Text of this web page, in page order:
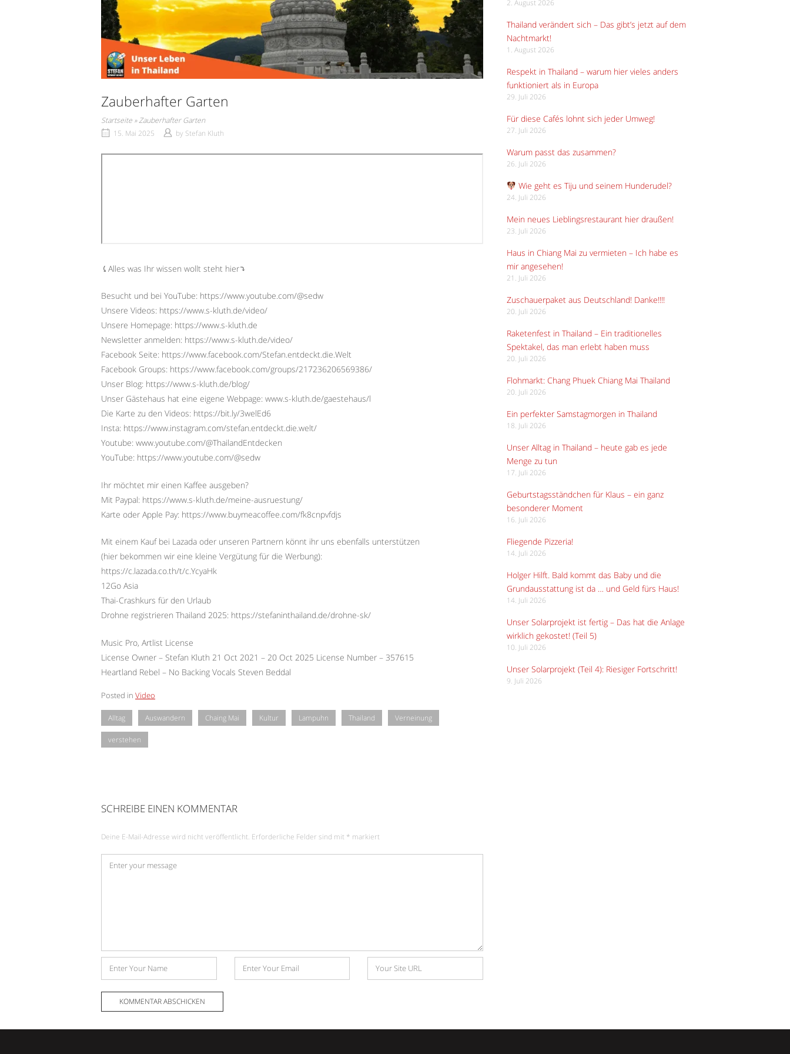
Zauberhafter Garten
Startseite »Zauberhafter Garten
15. Mai 2025
by Stefan Kluth
⤹Alles was Ihr wissen wollt steht hier⤵︎
Besucht und bei YouTube: https://www.youtube.com/@sedw
Unsere Videos: https://www.s-kluth.de/video/
Unsere Homepage: https://www.s-kluth.de
Newsletter anmelden: https://www.s-kluth.de/video/
Facebook Seite: https://www.facebook.com/Stefan.entdeckt.die.Welt
Facebook Groups: https://www.facebook.com/groups/217236206569386/
Unser Blog: https://www.s-kluth.de/blog/
Unser Gästehaus hat eine eigene Webpage: www.s-kluth.de/gaestehaus/l
Die Karte zu den Videos: https://bit.ly/3welEd6
Insta: https://www.instagram.com/stefan.entdeckt.die.welt/
Youtube: www.youtube.com/@ThailandEntdecken
YouTube: https://www.youtube.com/@sedw
Ihr möchtet mir einen Kaffee ausgeben?
Mit Paypal: https://www.s-kluth.de/meine-ausruestung/
Karte oder Apple Pay: https://www.buymeacoffee.com/fk8cnpvfdjs
Mit einem Kauf bei Lazada oder unseren Partnern könnt ihr uns ebenfalls unterstützen
(hier bekommen wir eine kleine Vergütung für die Werbung):
https://c.lazada.co.th/t/c.YcyaHk
12Go Asia
Thai-Crashkurs für den Urlaub
Drohne registrieren Thailand 2025: https://stefaninthailand.de/drohne-sk/
Music Pro, Artlist License
License Owner – Stefan Kluth 21 Oct 2021 – 20 Oct 2025 License Number – 357615
Heartland Rebel – No Backing Vocals Steven Beddal
Posted in Video
Alltag Auswandern Chaing Mai Kultur Lampuhn Thailand Verneinung
verstehen
SCHREIBE EINEN KOMMENTAR
Deine E-Mail-Adresse wird nicht veröffentlicht. Erforderliche Felder sind mit * markiert
Kommentar
Name
Mail-
Website
2. August 2026
Thailand verändert sich – Das gibt’s jetzt auf dem
Nachtmarkt!
1. August 2026
Respekt in Thailand – warum hier vieles anders
funktioniert als in Europa
29. Juli 2026
Für diese Cafés lohnt sich jeder Umweg!
27. Juli 2026
Warum passt das zusammen?
26. Juli 2026
Wie geht es Tiju und seinem Hunderudel?
24. Juli 2026
Mein neues Lieblingsrestaurant hier draußen!
23. Juli 2026
Haus in Chiang Mai zu vermieten – Ich habe es
mir angesehen!
21. Juli 2026
Zuschauerpaket aus Deutschland! Danke!!!!
20. Juli 2026
Raketenfest in Thailand – Ein traditionelles
Spektakel, das man erlebt haben muss
20. Juli 2026
Flohmarkt: Chang Phuek Chiang Mai Thailand
20. Juli 2026
Ein perfekter Samstagmorgen in Thailand
18. Juli 2026
Unser Alltag in Thailand – heute gab es jede
Menge zu tun
17. Juli 2026
Geburtstagsständchen für Klaus – ein ganz
besonderer Moment
16. Juli 2026
Fliegende Pizzeria!
14. Juli 2026
Holger Hilft. Bald kommt das Baby und die
Grundausstattung ist da … und Geld fürs Haus!
14. Juli 2026
Unser Solarprojekt ist fertig – Das hat die Anlage
wirklich gekostet! (Teil 5)
10. Juli 2026
Unser Solarprojekt (Teil 4): Riesiger Fortschritt!
9. Juli 2026